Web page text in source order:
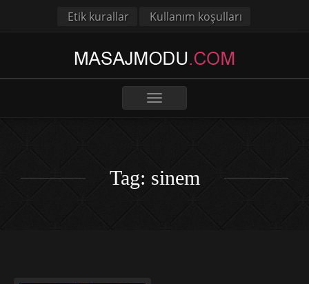
Etik kurallar Kullanım koşulları
Toggle
Tag: sinem